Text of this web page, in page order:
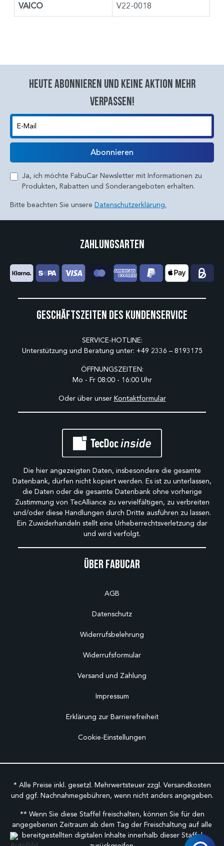
VAICO V22-0018
Heute abonnieren und keine aktion mehr
verpassen!
E-Mail
Abonnieren
Ja, ich möchte FabuCar Newsletter mit Informationen zu
Produkten, Rabatten und Sonderangeboten erhalten.
Bitte beachten Sie unsere Datenschutzerklärung.
Über Fabucar
AGB
Datenschutz
Widerrufsbelehrung
Widerrufsformular
Versand und Zahlung
Impressum
Erklärung zur Barrierefreiheit
Cookie-Einstellungen
Geschäftszeiten des Kundenservice
SERVICE-HOTLINE:
Unterstützung und Beratung unter: +49 2336 – 8193175
ÖFFNUNGSZEITEN:
Mo - Fr 08:00 - 16:00 Uhr
Oder über unser Kontaktformular
Zahlungsarten
Die hier angezeigten Daten, insbesondere die gesamte
Datenbank, dürfen nicht kopiert werden. Es ist zu unterlassen,
die Daten oder die gesamte Datenbank ohne vorherige
Zustimmung von TecAlliance zu vervielfältigen, zu verbreiten
und/oder diese Handlungen durch Dritte ausführen zu lassen.
Ein Zuwiderhandeln stellt eine Urheberrechtsverletzung dar
und wird verfolgt.
* Alle Preise inkl. gesetzl. Mehrwertsteuer zzgl. Versandkosten
und ggf. Nachnahmegebühren, wenn nicht anders angegeben.
** Wenn Sie diese Staffel freischalten, können Sie für den
angegebenen Zeitraum ab dem Tag der Freischaltung auf alle
bereitgestellten digitalen Inhalte innerhalb dieser Staffel